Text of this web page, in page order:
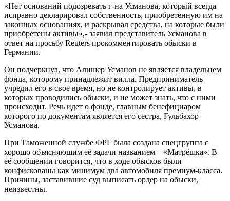
«Нет оснований подозревать г-на Усманова, который всегда
исправно декларировал собственность, приобретенную им на
законных основаниях, и раскрывал средства, на которые были
приобретены активы»,- заявил представитель Усманова в
ответ на просьбу Reuters прокомментировать обыски в
Германии.
Он подчеркнул, что Алишер Усманов не является владельцем
фонда, которому принадлежит вилла. Предприниматель
учредил его в свое время, но не контролирует активы, в
которых проводились обыски, и не может знать, что с ними
происходит. Речь идет о фонде, главным бенефициаром
которого по документам является его сестра, Гульбахор
Усманова.
При Таможенной службе ФРГ была создана спецгруппа с
хорошо объясняющим её задачи названием – «Матрёшка». В
её сообщении говорится, что в ходе обысков были
конфискованы как минимум два автомобиля премиум-класса.
Причины, заставившие суд выписать ордер на обыски,
неизвестны.